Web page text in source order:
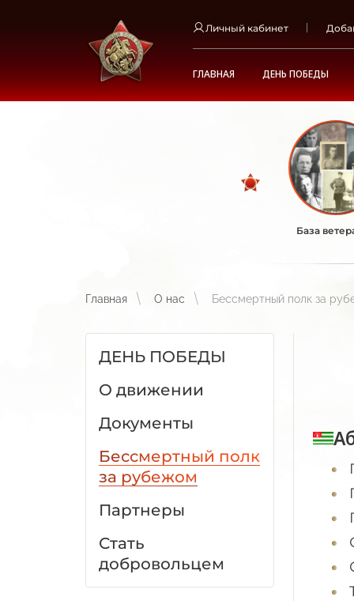
Личный кабинет
ГЛАВНАЯ ДЕНЬ ПОБЕДЫ
База
Главная О нас Бессмертный полк за
ДЕНЬ ПОБЕДЫ
О движении
Документы
Бессмертный полк
за рубежом
Партнеры
Стать
добровольцем